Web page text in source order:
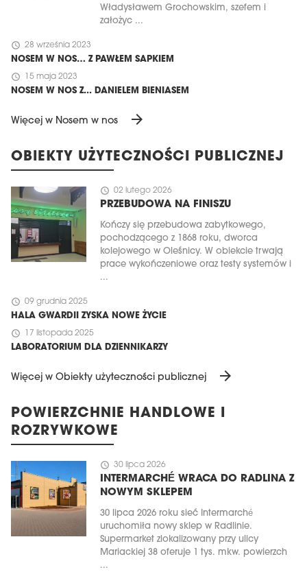
Władysławem Grochowskim, szefem i
założyc ...
schedule 28 września 2023
NOSEM W NOS… Z PAWŁEM SAPKIEM
schedule 15 maja 2023
NOSEM W NOS Z... DANIELEM BIENIASEM
Więcej w Nosem w nos arrow_forward
OBIEKTY UŻYTECZNOŚCI PUBLICZNEJ
schedule 02 lutego 2026
PRZEBUDOWA NA FINISZU
Kończy się przebudowa zabytkowego,
pochodzącego z 1868 roku, dworca
kolejowego w Oleśnicy. W obiekcie trwają
prace wykończeniowe oraz testy systemów i
...
schedule 09 grudnia 2025
HALA GWARDII ZYSKA NOWE ŻYCIE
schedule 17 listopada 2025
LABORATORIUM DLA DZIENNIKARZY
Więcej w Obiekty użyteczności publicznej arrow_forward
POWIERZCHNIE HANDLOWE I
ROZRYWKOWE
schedule 30 lipca 2026
INTERMARCHÉ WRACA DO RADLINA Z
NOWYM SKLEPEM
30 lipca 2026 roku sieć Intermarché
uruchomiła nowy sklep w Radlinie.
Supermarket zlokalizowany przy ulicy
Mariackiej 38 oferuje 1 tys. mkw. powierzch
...